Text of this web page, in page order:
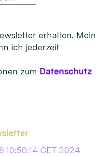
erhalten. Mein
ich jederzeit
zum Datenschutz
10:50:14 CET 2024